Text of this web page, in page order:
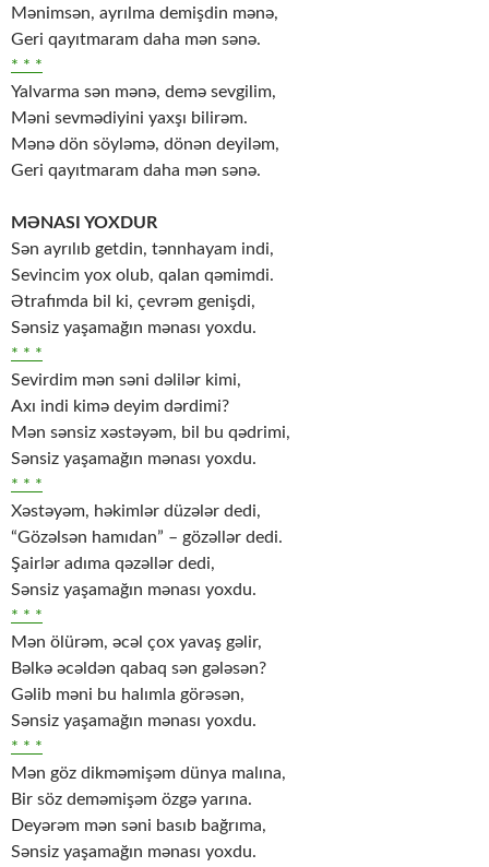
Mənimsən, ayrılma demişdin mənə,
Geri qayıtmaram daha mən sənə.
* * *
Yalvarma sən mənə, demə sevgilim,
Məni sevmədiyini yaxşı bilirəm.
Mənə dön söyləmə, dönən deyiləm,
Geri qayıtmaram daha mən sənə.
MƏNASI YOXDUR
Sən ayrılıb getdin, tənnhayam indi,
Sevincim yox olub, qalan qəmimdi.
Ətrafımda bil ki, çevrəm genişdi,
Sənsiz yaşamağın mənası yoxdu.
* * *
Sevirdim mən səni dəlilər kimi,
Axı indi kimə deyim dərdimi?
Mən sənsiz xəstəyəm, bil bu qədrimi,
Sənsiz yaşamağın mənası yoxdu.
* * *
Xəstəyəm, həkimlər düzələr dedi,
“Gözəlsən hamıdan” – gözəllər dedi.
Şairlər adıma qəzəllər dedi,
Sənsiz yaşamağın mənası yoxdu.
* * *
Mən ölürəm, əcəl çox yavaş gəlir,
Bəlkə əcəldən qabaq sən gələsən?
Gəlib məni bu halımla görəsən,
Sənsiz yaşamağın mənası yoxdu.
* * *
Mən göz dikməmişəm dünya malına,
Bir söz deməmişəm özgə yarına.
Deyərəm mən səni basıb bağrıma,
Sənsiz yaşamağın mənası yoxdu.